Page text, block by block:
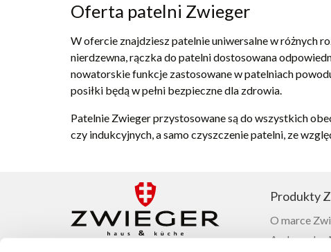
Oferta patelni Zwieger
W ofercie znajdziesz patelnie uniwersalne w różnych
nierdzewna, rączka do patelni dostosowana
nowatorskie funkcje zastosowane w patelniach
posiłki będą w pełni bezpieczne dla zdrowia.
Patelnie Zwieger przystosowane są do wszystkich
czy indukcyjnych, a samo czyszczenie patelni, ze
Produkty
O marce
Ambasador